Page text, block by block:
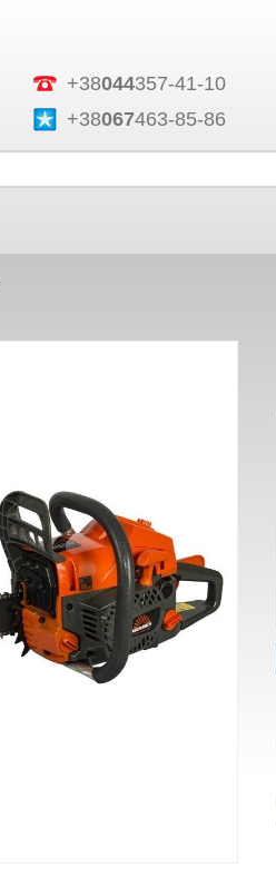
+38044357-41-10
+38067463-85-86